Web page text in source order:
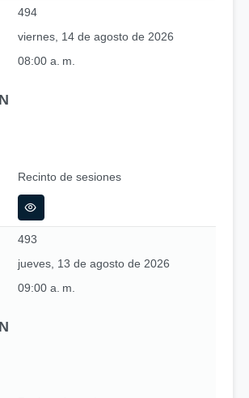
494
viernes, 14 de agosto de 2026
08:00 a. m.
Recinto de sesiones
493
jueves, 13 de agosto de 2026
09:00 a. m.